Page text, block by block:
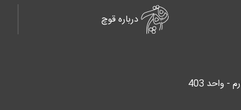
درباره قوچ